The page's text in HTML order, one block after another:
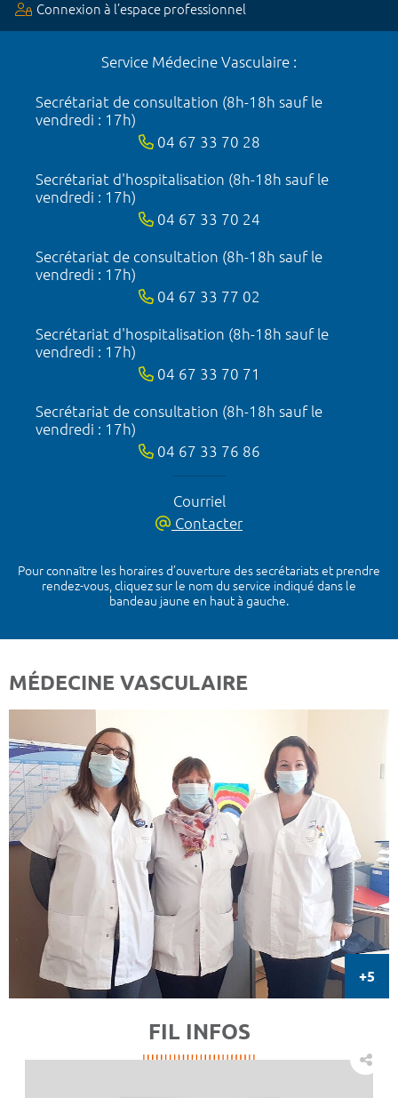
Connexion à l’espace professionnel
Service Médecine Vasculaire :
Secrétariat de consultation (8h-18h sauf le
vendredi : 17h)
04 67 33 70 28
Secrétariat d'hospitalisation (8h-18h sauf le
vendredi : 17h)
04 67 33 70 24
Secrétariat de consultation (8h-18h sauf le
vendredi : 17h)
04 67 33 77 02
Secrétariat d'hospitalisation (8h-18h sauf le
vendredi : 17h)
04 67 33 70 71
Secrétariat de consultation (8h-18h sauf le
vendredi : 17h)
04 67 33 76 86
Courriel
Contacter
Pour connaître les horaires d’ouverture des secrétariats et prendre
rendez-vous, cliquez sur le nom du service indiqué dans le
bandeau jaune en haut à gauche.
MÉDECINE VASCULAIRE
FIL INFOS